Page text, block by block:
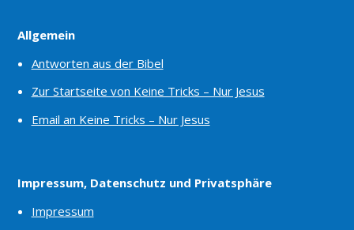
Allgemein
Antworten aus der Bibel
Zur Startseite von Keine Tricks – Nur Jesus
Email an Keine Tricks – Nur Jesus
Impressum, Datenschutz und Privatsphäre
Impressum